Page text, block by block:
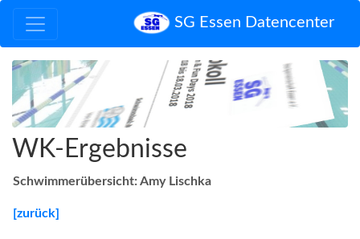
SG Essen Datencenter
WK-Ergebnisse
Schwimmerübersicht: Amy Lischka
[zurück]